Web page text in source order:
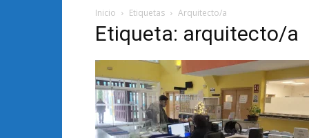
Inicio Etiquetas Arquitecto/a
Etiqueta: arquitecto/a